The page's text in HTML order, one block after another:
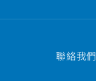
聯絡我們